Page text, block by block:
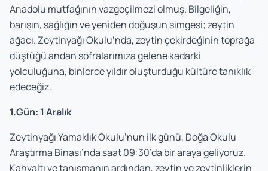
Anadolu mutfağının vazgeçilmezi olmuş. Bilgeliğin,
barışın, sağlığın ve yeniden doğuşun simgesi; zeytin
ağacı. Zeytinyağı Okulu’nda, zeytin çekirdeğinin toprağa
düştüğü andan sofralarımıza gelene kadarki
yolculuğuna, binlerce yıldır oluşturduğu kültüre tanıklık
edeceğiz.
1.Gün: 1 Aralık
Zeytinyağı Yamaklık Okulu’nun ilk günü, Doğa Okulu
Araştırma Binası’nda saat 09:30’da bir araya geliyoruz.
Kahvaltı ve tanışmanın ardından, zeytin ve zeytinliklerin